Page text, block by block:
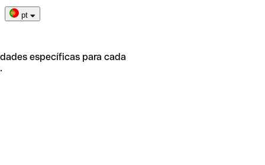
pt
específicas para cada